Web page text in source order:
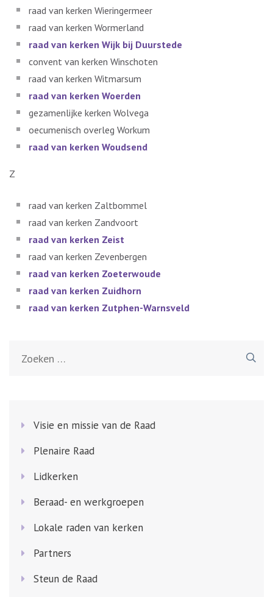
raad van kerken Wieringermeer
raad van kerken Wormerland
raad van kerken Wijk bij Duurstede
convent van kerken Winschoten
raad van kerken Witmarsum
raad van kerken Woerden
gezamenlijke kerken Wolvega
oecumenisch overleg Workum
raad van kerken Woudsend
Z
raad van kerken Zaltbommel
raad van kerken Zandvoort
raad van kerken Zeist
raad van kerken Zevenbergen
raad van kerken Zoeterwoude
raad van kerken Zuidhorn
raad van kerken Zutphen-Warnsveld
Visie en missie van de Raad
Plenaire Raad
Lidkerken
Beraad- en werkgroepen
Lokale raden van kerken
Partners
Steun de Raad